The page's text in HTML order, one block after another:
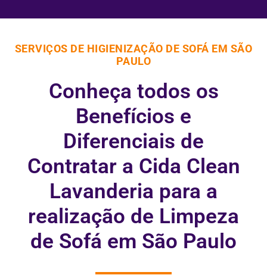
SERVIÇOS DE HIGIENIZAÇÃO DE SOFÁ EM SÃO
PAULO
Conheça todos os
Benefícios e
Diferenciais de
Contratar a Cida Clean
Lavanderia para a
realização de Limpeza
de Sofá em São Paulo